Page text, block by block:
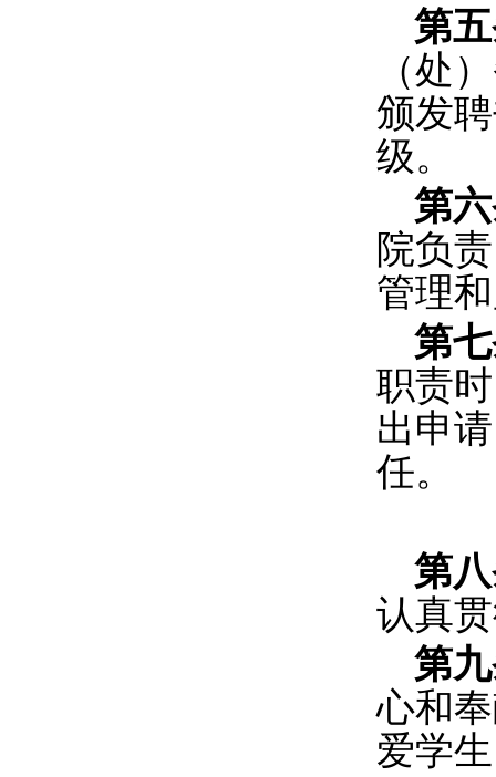
第
（处
颁发
级。
第
院负
管理
第
职责
出申
任。
第
认真
第
心和
爱学